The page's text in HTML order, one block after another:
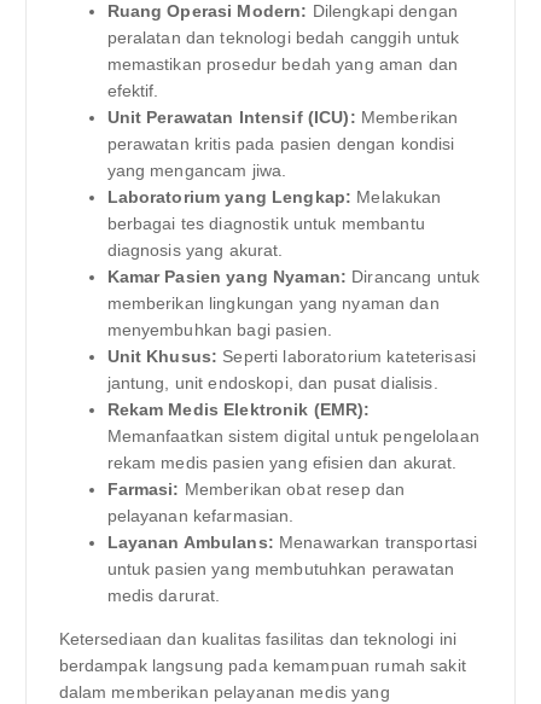
Ruang Operasi Modern: Dilengkapi dengan
peralatan dan teknologi bedah canggih untuk
memastikan prosedur bedah yang aman dan
efektif.
Unit Perawatan Intensif (ICU): Memberikan
perawatan kritis pada pasien dengan kondisi
yang mengancam jiwa.
Laboratorium yang Lengkap: Melakukan
berbagai tes diagnostik untuk membantu
diagnosis yang akurat.
Kamar Pasien yang Nyaman: Dirancang untuk
memberikan lingkungan yang nyaman dan
menyembuhkan bagi pasien.
Unit Khusus: Seperti laboratorium kateterisasi
jantung, unit endoskopi, dan pusat dialisis.
Rekam Medis Elektronik (EMR):
Memanfaatkan sistem digital untuk pengelolaan
rekam medis pasien yang efisien dan akurat.
Farmasi: Memberikan obat resep dan
pelayanan kefarmasian.
Layanan Ambulans: Menawarkan transportasi
untuk pasien yang membutuhkan perawatan
medis darurat.
Ketersediaan dan kualitas fasilitas dan teknologi ini
berdampak langsung pada kemampuan rumah sakit
dalam memberikan pelayanan medis yang